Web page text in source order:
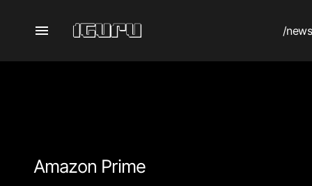
/news
Amazon Prime